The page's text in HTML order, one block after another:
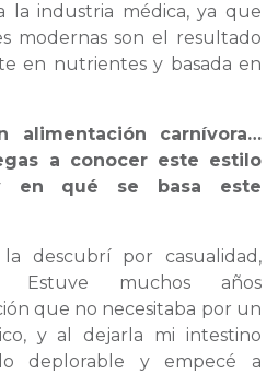
la industria médica, ya que
modernas son el resultado
en nutrientes y basada en
alimentación carnívora…
a conocer este estilo
en qué se basa este
descubrí por casualidad,
Estuve muchos años
que no necesitaba por un
y al dejarla mi intestino
deplorable y empecé a